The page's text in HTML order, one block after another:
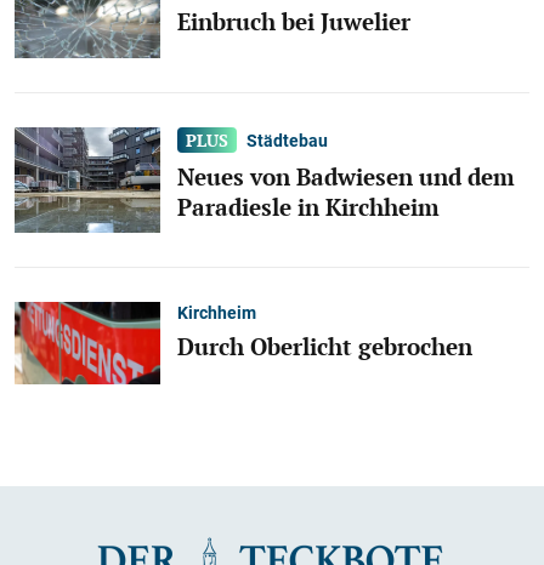
Einbruch bei Juwelier
Städtebau
Neues von Badwiesen und dem
Paradiesle in Kirchheim
Kirchheim
Durch Oberlicht gebrochen